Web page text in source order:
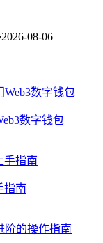
2026-08-06
数字钱包
指南